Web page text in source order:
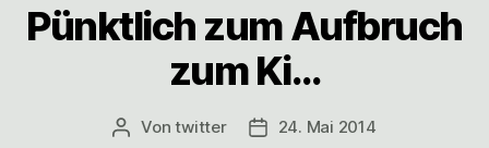
Pünktlich zum Aufbruch
zum Ki…
Beitragsautor
Vontwitter Veröffentlichungsdatum
24. Mai 2014